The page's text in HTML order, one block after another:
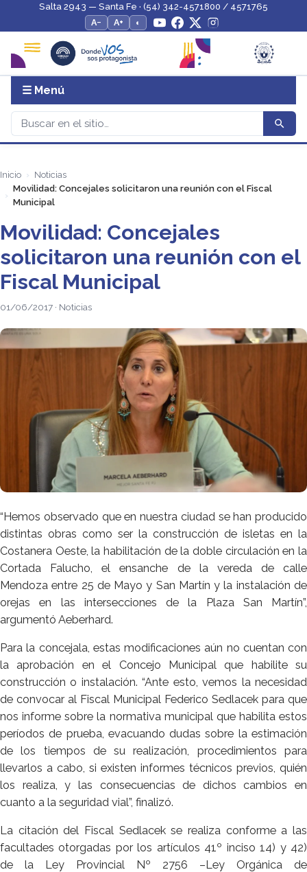
Salta 2943 — Santa Fe · (54) 342-4571800 / 4571765
A−
A+ ◐
☰ Menú
Inicio
Noticias
Movilidad: Concejales solicitaron una reunión con el Fiscal
Municipal
Movilidad: Concejales
solicitaron una reunión con el
Fiscal Municipal
01/06/2017 · Noticias
“Hemos observado que en nuestra ciudad se han producido
distintas obras como ser la construcción de isletas en la
Costanera Oeste, la habilitación de la doble circulación en la
Cortada Falucho, el ensanche de la vereda de calle
Mendoza entre 25 de Mayo y San Martín y la instalación de
orejas en las intersecciones de la Plaza San Martín”,
argumentó Aeberhard.
Para la concejala, estas modificaciones aún no cuentan con
la aprobación en el Concejo Municipal que habilite su
construcción o instalación. “Ante esto, vemos la necesidad
de convocar al Fiscal Municipal Federico Sedlacek para que
nos informe sobre la normativa municipal que habilita estos
períodos de prueba, evacuando dudas sobre la estimación
de los tiempos de su realización, procedimientos para
llevarlos a cabo, si existen informes técnicos previos, quién
los realiza, y las consecuencias de dichos cambios en
cuanto a la seguridad vial”, finalizó.
La citación del Fiscal Sedlacek se realiza conforme a las
facultades otorgadas por los artículos 41º inciso 14) y 42)
de la Ley Provincial Nº 2756 –Ley Orgánica de